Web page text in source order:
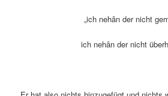
„ich nehân der nicht
ich nehân der nicht